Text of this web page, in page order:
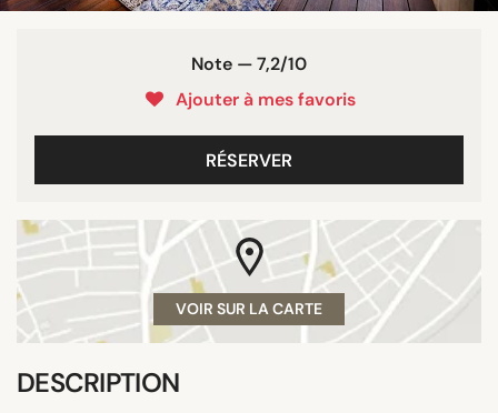
Note — 7,2/10
Ajouter à mes favoris
RÉSERVER
VOIR SUR LA CARTE
DESCRIPTION